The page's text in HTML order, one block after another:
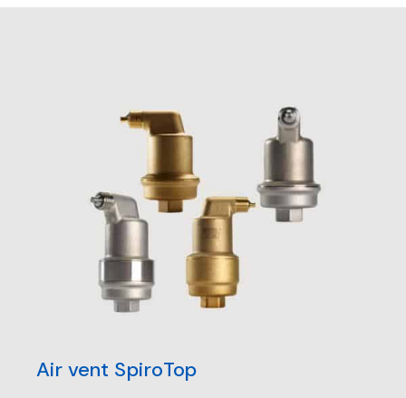
Air vent SpiroTop